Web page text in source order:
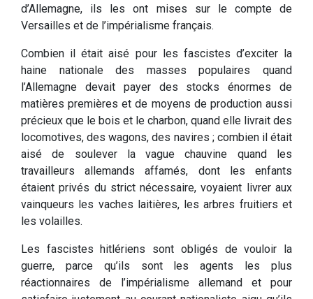
d’Allemagne, ils les ont mises sur le compte de
Versailles et de l’impérialisme français.
Combien il était aisé pour les fascistes d’exciter la
haine nationale des masses populaires quand
l’Allemagne devait payer des stocks énormes de
matières premières et de moyens de production aussi
précieux que le bois et le charbon, quand elle livrait des
locomotives, des wagons, des navires ; combien il était
aisé de soulever la vague chauvine quand les
travailleurs allemands affamés, dont les enfants
étaient privés du strict nécessaire, voyaient livrer aux
vainqueurs les vaches laitières, les arbres fruitiers et
les volailles.
Les fascistes hitlériens sont obligés de vouloir la
guerre, parce qu’ils sont les agents les plus
réactionnaires de l’impérialisme allemand et pour